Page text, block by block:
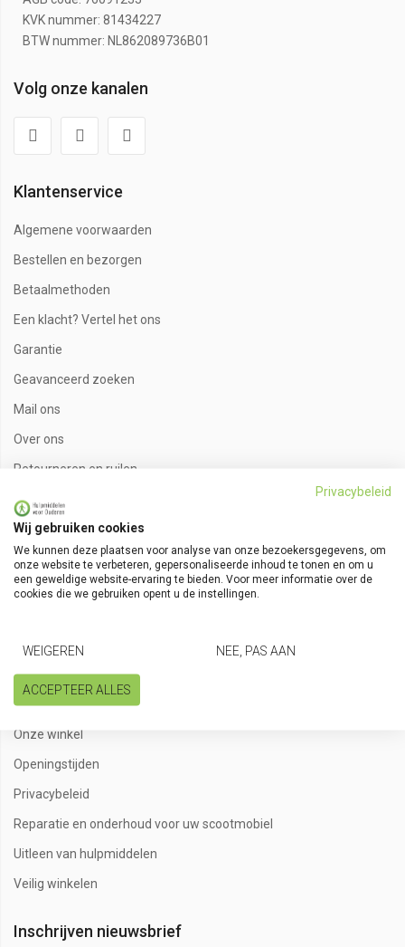
KVK nummer: 81434227
BTW nummer: NL862089736B01
Volg onze kanalen
Klantenservice
Algemene voorwaarden
Bestellen en bezorgen
Betaalmethoden
Een klacht? Vertel het ons
Garantie
Geavanceerd zoeken
Mail ons
Over ons
Retourneren en ruilen
Sitemap
Zakelijk bestellen
Winkel
Disclaimer
Gebruik en instellen van uw rollator
Onderhoudscontract voor uw rollator
Onze winkel
Openingstijden
Privacybeleid
Reparatie en onderhoud voor uw scootmobiel
Uitleen van hulpmiddelen
Veilig winkelen
Inschrijven nieuwsbrief
Privacybeleid
Wij gebruiken cookies
We kunnen deze plaatsen voor analyse van onze bezoekersgegevens, om
onze website te verbeteren, gepersonaliseerde inhoud te tonen en om u
een geweldige website-ervaring te bieden. Voor meer informatie over de
cookies die we gebruiken opent u de instellingen.
WEIGEREN NEE, PAS AAN
ACCEPTEER ALLES